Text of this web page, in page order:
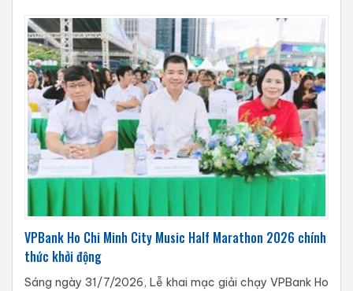
VPBank Ho Chi Minh City Music Half Marathon 2026 chính
thức khởi động
Sáng ngày 31/7/2026, Lễ khai mạc giải chạy VPBank Ho